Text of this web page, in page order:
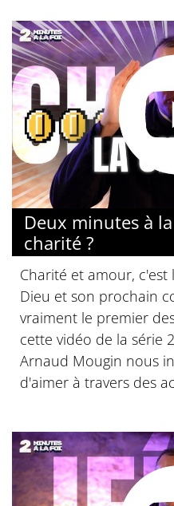
Deux minutes à
charité ?
Charité et amour, c'est
Dieu et son prochain
vraiment le premier
cette vidéo de la série
Arnaud Mougin nous
d'aimer à travers des